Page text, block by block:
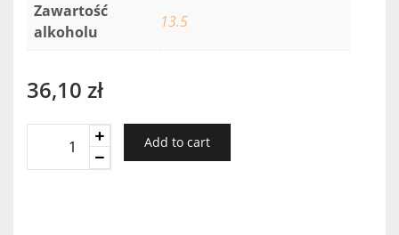
Zawartość
alkoholu
13.5
36,10 zł
Add to cart